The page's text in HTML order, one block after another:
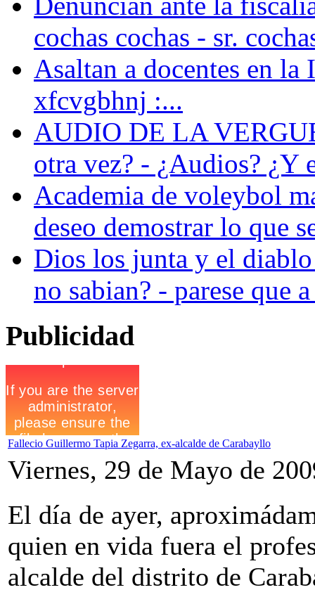
cochas cochas - sr.
Asaltan a docentes en la
xfcvgbhnj :...
AUDIO DE LA
otra vez? - ¿Audios? ¿Y
Academia de voleybol
deseo demostrar lo que
Dios los junta y el diablo
no sabian? - parese que
Publicidad
Fallecio Guillermo Tapia Zegarra, ex-alcalde de Carabayllo
Viernes, 29 de Mayo de
El día de ayer,
quien en vida fuera el
alcalde del distrito de